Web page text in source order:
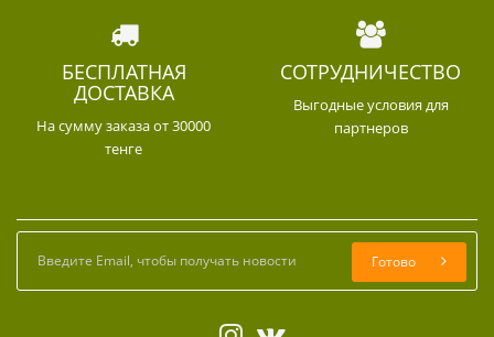
БЕСПЛАТНАЯ
ДОСТАВКА
На сумму заказа от 30000
тенге
СОТРУДНИЧЕСТВО
Выгодные условия для
партнеров
Готово